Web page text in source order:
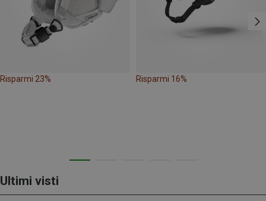
Risparmi 23% Risparmi 16%
Ultimi visti